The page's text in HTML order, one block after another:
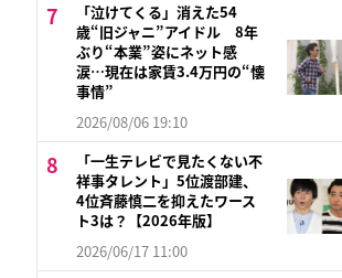
「泣けてくる」消えた54
歳“旧ジャニ”アイドル 8年
ぶり“本業”姿にネット感
涙…現在は家賃3.4万円の“懐
事情”
2026/08/06 19:10
「一生テレビで見たくない不
祥事タレント」5位渡部建、
4位斉藤慎二を抑えたワース
ト3は？【2026年版】
2026/06/17 11:00